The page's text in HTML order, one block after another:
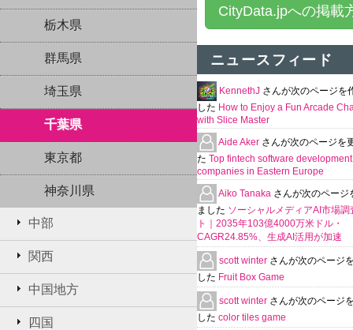
栃木県
群馬県
埼玉県
千葉県
東京都
神奈川県
中部
関西
中国地方
四国
CityData.jpへの掲載
ニュースフィード
KennethJ さんが次のページを
した How to Enjoy a Fun Arcade
with Slice Master
Aide Aker さんが次のページを
た Top fintech software development
companies in Eastern Europe
Aiko Tanaka さんが次のページ
ました ソーシャルメディアAI市場調
ト｜2035年103億4000万米ドル・
CAGR24.85%、生成AI活用が加速
scott winter さんが次のページ
した Fruit Box Game
scott winter さんが次のページ
した color tiles game